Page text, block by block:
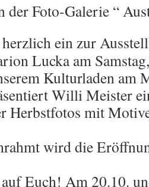
der Foto-Galerie “
ein zur
Lucka am
Kulturladen am
Willi Meister
Herbstfotos mit
wird die
Euch! Am 20.10.